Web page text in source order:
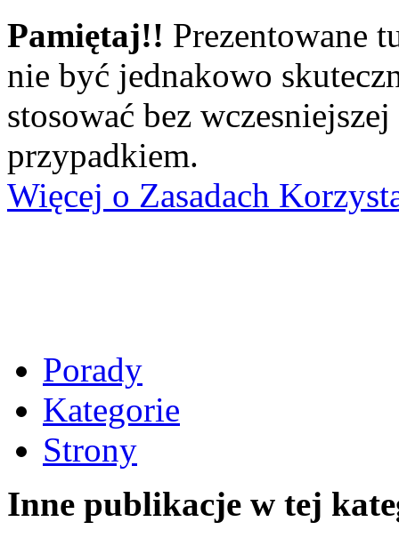
Pamiętaj!! Prezentowane
nie być jednakowo
stosować bez
przypadkiem.
Więcej o Zasadach
Porady
Kategorie
Strony
Inne publikacje w tej